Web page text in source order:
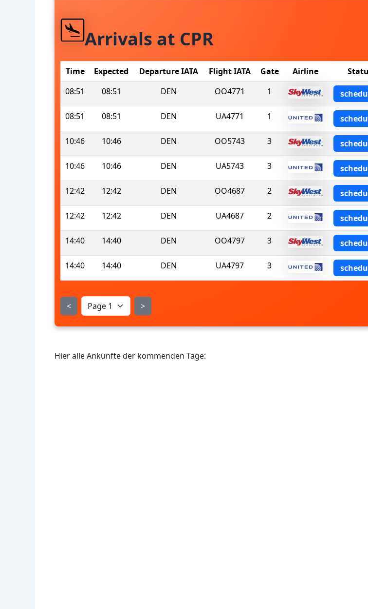
Arrivals at CPR
Time Expected Departure IATA Flight IATA Gate Airline
08:51
08:51 DEN OO4771 1
08:51 08:51 DEN UA4771 1
10:46 10:46 DEN OO5743 3
10:46 10:46 DEN UA5743 3
12:42 12:42 DEN OO4687 2
12:42 12:42 DEN UA4687 2
14:40 14:40 DEN OO4797 3
14:40 14:40 DEN UA4797 3
< >
Hier alle Ankünfte der kommenden Tage: